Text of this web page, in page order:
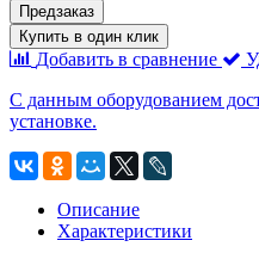
Предзаказ
Купить в один клик
Добавить в сравнение
С данным оборудованием
установке.
Описание
Характеристики